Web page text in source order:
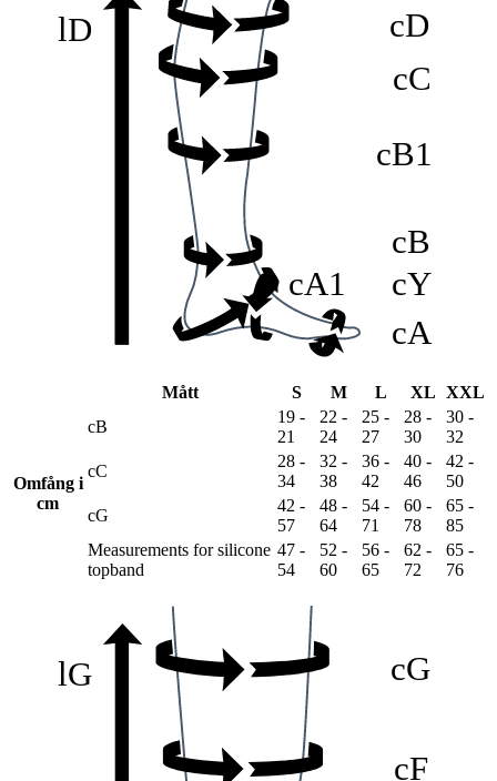
lD
cD
cC
cB1
cB
cY
cA1
cA
Mått S M L XL XXL
Omfång i
cm
cB
19 -
21
22 -
24
25 -
27
28 -
30
30 -
32
cC
28 -
34
32 -
38
36 -
42
40 -
46
42 -
50
cG
42 -
57
48 -
64
54 -
71
60 -
78
65 -
85
Measurements for silicone
topband
47 -
54
52 -
60
56 -
65
62 -
72
65 -
76
lG cG
cF